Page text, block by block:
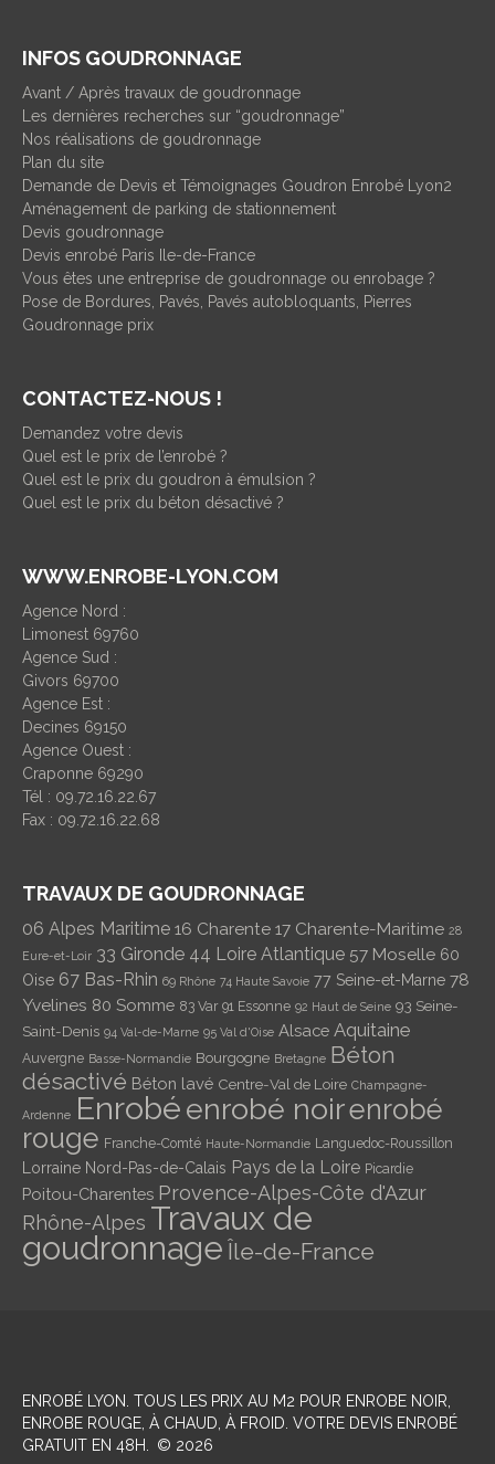
INFOS GOUDRONNAGE
Avant / Après travaux de goudronnage
Les dernières recherches sur “goudronnage”
Nos réalisations de goudronnage
Plan du site
Demande de Devis et Témoignages Goudron Enrobé Lyon2
Aménagement de parking de stationnement
Devis goudronnage
Devis enrobé Paris Ile-de-France
Vous êtes une entreprise de goudronnage ou enrobage ?
Pose de Bordures, Pavés, Pavés autobloquants, Pierres
Goudronnage prix
CONTACTEZ-NOUS !
Demandez votre devis
Quel est le prix de l’enrobé ?
Quel est le prix du goudron à émulsion ?
Quel est le prix du béton désactivé ?
WWW.ENROBE-LYON.COM
Agence Nord :
Limonest 69760
Agence Sud :
Givors 69700
Agence Est :
Decines 69150
Agence Ouest :
Craponne 69290
Tél : 09.72.16.22.67
Fax : 09.72.16.22.68
TRAVAUX DE GOUDRONNAGE
06 Alpes Maritime 16 Charente 17 Charente-Maritime 28
Eure-et-Loir 33 Gironde 44 Loire Atlantique 57 Moselle 60
Oise 67 Bas-Rhin 69 Rhône 74 Haute Savoie 77 Seine-et-Marne 78
Yvelines 80 Somme 83 Var 91 Essonne 92 Haut de Seine 93 Seine-
Saint-Denis 94 Val-de-Marne 95 Val d'Oise Alsace Aquitaine
Auvergne Basse-Normandie Bourgogne Bretagne Béton
désactivé Béton lavé Centre-Val de Loire Champagne-
Ardenne Enrobéenrobé noirenrobé
rouge Franche-Comté Haute-Normandie Languedoc-Roussillon
Lorraine Nord-Pas-de-Calais Pays de la Loire Picardie
Poitou-Charentes Provence-Alpes-Côte d'Azur
Rhône-Alpes Travaux de
goudronnage Île-de-France
ENROBÉ LYON . TOUS LES PRIX AU M2 POUR ENROBE NOIR,
ENROBE ROUGE, À CHAUD, À FROID. VOTRE DEVIS ENROBÉ
GRATUIT EN 48H.
© 2026